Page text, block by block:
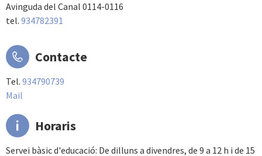
Avinguda del Canal 0114-0116
tel. 934782391
Contacte
Tel. 934790739
Mail
Horaris
Servei bàsic d'educació: De dilluns a divendres, de 9 a 12 h i de 15